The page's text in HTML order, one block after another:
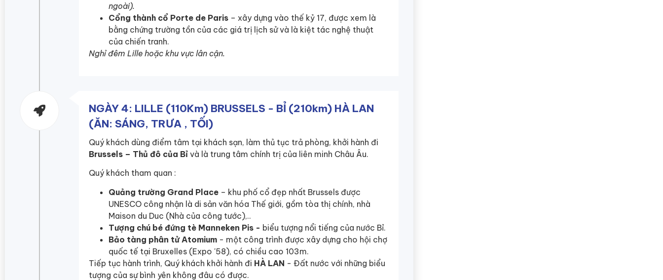
ngoài).
Cổng thành cổ Porte de Paris – xây dựng vào thế kỷ 17, được xem là
bằng chứng trường tồn của các giá trị lịch sử và là kiệt tác nghệ thuật
của chiến tranh.
Nghỉ đêm Lille hoặc khu vực lân cận.
NGÀY 4: LILLE (110Km) BRUSSELS - BỈ (210km) HÀ LAN
(ĂN: SÁNG, TRƯA , TỐI)
Quý khách dùng điểm tâm tại khách sạn, làm thủ tục trả phòng, khởi hành đi
Brussels – Thủ đô của Bỉ và là trung tâm chính trị của liên minh Châu Âu.
Quý khách tham quan :
Quảng trường Grand Place – khu phố cổ đẹp nhất Brussels được
UNESCO công nhận là di sản văn hóa Thế giới, gồm tòa thị chính, nhà
Maison du Duc (Nhà của công tước),..
Tượng chú bé đứng tè Manneken Pis - biểu tượng nổi tiếng của nước Bỉ.
Bảo tàng phân tử Atomium - một công trình được xây dựng cho hội chợ
quốc tế tại Bruxelles (Expo '58), có chiều cao 103m.
Tiếp tục hành trình, Quý khách khởi hành đi HÀ LAN - Đất nước với những biểu
tượng của sự bình yên không đâu có được.